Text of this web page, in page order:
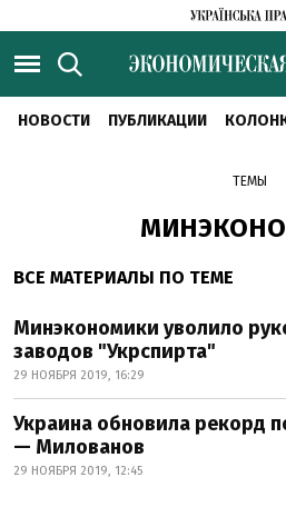
НОВОСТИ ПУБЛИКАЦИИ
ТЕМЫ
ВСЕ МАТЕРИАЛЫ ПО ТЕМЕ
Минэкономики уволило
заводов "Укрспирта"
29 НОЯБРЯ 2019, 16:29
Украина обновила рекорд
— Милованов
29 НОЯБРЯ 2019, 12:45